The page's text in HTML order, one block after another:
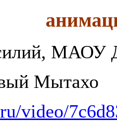
МАОУ
Мытахо
video/